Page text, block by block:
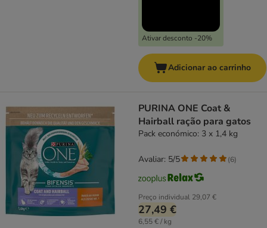
Ativar desconto -20%
Adicionar ao carrinho
PURINA ONE Coat &
Hairball ração para gatos
Pack económico: 3 x 1,4 kg
Preço individual 29,07 €
27,49 €
6,55 € / kg
Avaliar: 5/5 (6)